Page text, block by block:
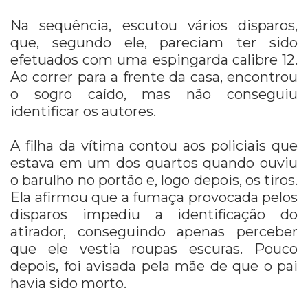
Na sequência, escutou vários disparos,
que, segundo ele, pareciam ter sido
efetuados com uma espingarda calibre 12.
Ao correr para a frente da casa, encontrou
o sogro caído, mas não conseguiu
identificar os autores.
A filha da vítima contou aos policiais que
estava em um dos quartos quando ouviu
o barulho no portão e, logo depois, os tiros.
Ela afirmou que a fumaça provocada pelos
disparos impediu a identificação do
atirador, conseguindo apenas perceber
que ele vestia roupas escuras. Pouco
depois, foi avisada pela mãe de que o pai
havia sido morto.